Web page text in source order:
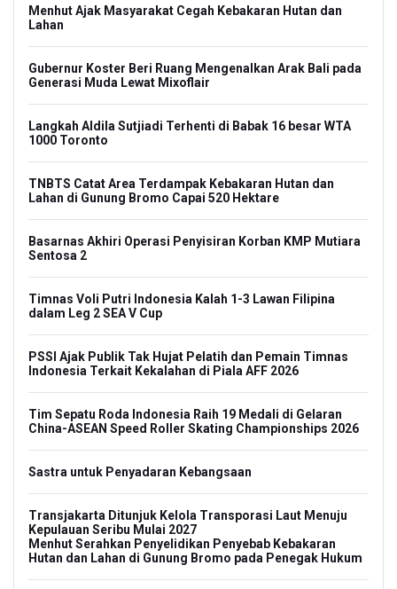
Menhut Ajak Masyarakat Cegah Kebakaran Hutan dan
Lahan
Gubernur Koster Beri Ruang Mengenalkan Arak Bali pada
Generasi Muda Lewat Mixoflair
Langkah Aldila Sutjiadi Terhenti di Babak 16 besar WTA
1000 Toronto
TNBTS Catat Area Terdampak Kebakaran Hutan dan
Lahan di Gunung Bromo Capai 520 Hektare
Basarnas Akhiri Operasi Penyisiran Korban KMP Mutiara
Sentosa 2
Timnas Voli Putri Indonesia Kalah 1-3 Lawan Filipina
dalam Leg 2 SEA V Cup
PSSI Ajak Publik Tak Hujat Pelatih dan Pemain Timnas
Indonesia Terkait Kekalahan di Piala AFF 2026
Tim Sepatu Roda Indonesia Raih 19 Medali di Gelaran
China-ASEAN Speed Roller Skating Championships 2026
Sastra untuk Penyadaran Kebangsaan
Transjakarta Ditunjuk Kelola Transporasi Laut Menuju
Kepulauan Seribu Mulai 2027
Menhut Serahkan Penyelidikan Penyebab Kebakaran
Hutan dan Lahan di Gunung Bromo pada Penegak Hukum